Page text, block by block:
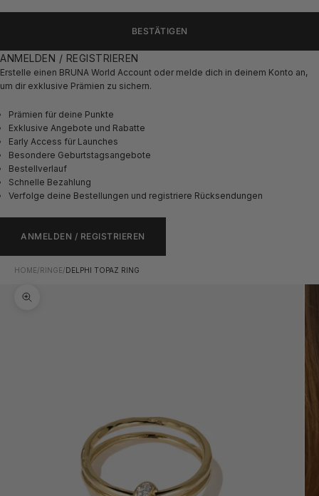
BESTÄTIGEN
ANMELDEN / REGISTRIEREN
Erstelle einen BRUNA World Account oder melde dich in deinem Konto an,
um dir exklusive Prämien zu sichern.
Prämien für deine Punkte
Exklusive Angebote und Rabatte
Early Access für Launches
Besondere Geburtstagsangebote
Bestellverlauf
Schnelle Bezahlung
Verfolge deine Bestellungen und registriere Rücksendungen
ANMELDEN / REGISTRIEREN
HOME/ RINGE/ DELPHI TOPAZ RING
Bild vergrößern